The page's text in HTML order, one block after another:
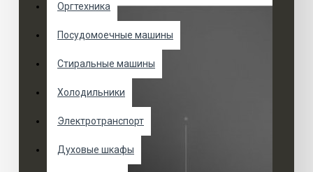
Оргтехника
Посудомоечные машины
Стиральные машины
Холодильники
Электротранспорт
Духовые шкафы